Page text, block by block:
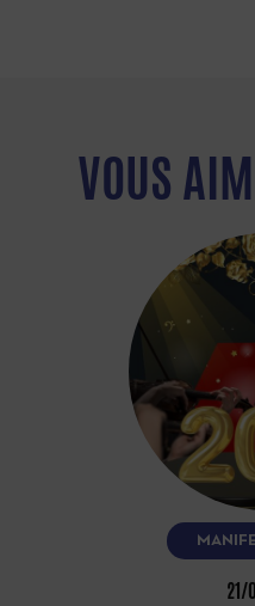
VOUS
21/